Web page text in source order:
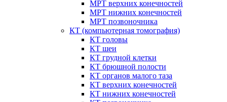
МРТ верхних конечностей
МРТ нижних конечностей
МРТ позвоночника
КТ (компьютерная томография)
КТ головы
КТ шеи
КТ грудной клетки
КТ брюшной полости
КТ органов малого таза
КТ верхних конечностей
КТ нижних конечностей